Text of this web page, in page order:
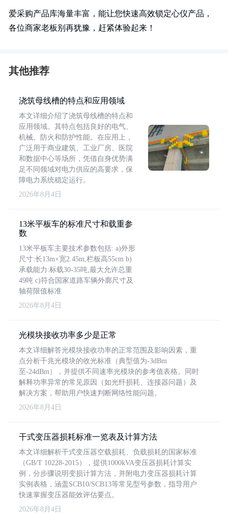
爱采购产品库海量丰富，能让您快速高效锁定心仪产品，
各位商家老板别再犹豫，赶紧体验起来！
其他推荐
浇筑母线槽的特点和应用领域
本文详细介绍了浇筑母线槽的特点和
应用领域。其特点包括良好的电气、
机械、防火和防护性能。在应用上，
广泛用于商业建筑、工业厂房、医院
和数据中心等场所，凭借自身优势满
足不同领域对电力供应的高要求，保
障电力系统稳定运行。
2026年8月4日
13米平板车的标准尺寸和载重参
数
13米平板车主要技术参数包括: a)外形
尺寸:长13m×宽2.45m,栏板高55cm b)
承载能力:标载30-35吨,最大允许总重
49吨 c)符合国家道路车辆外廓尺寸及
轴荷限值标准
2026年8月4日
光模块接收功率多少是正常
本文详细解答光模块接收功率的正常范围及影响因素，重
点分析千兆光模块的收光标准（典型值为-3dBm
至-24dBm），并提供不同速率光模块的参考值表格。同时
解释功率异常的常见原因（如光纤损耗、连接器问题）及
解决方案，帮助用户快速判断网络性能问题。
2026年8月4日
干式变压器损耗标准一览表及计算方法
本文详细解析干式变压器空载损耗、负载损耗的国家标准
（GB/T 10228-2015），提供1000kVA变压器损耗计算实
例，分步骤说明变损计算方法，并附电力变压器损耗计算
实例表格，涵盖SCB10/SCB13等常见型号参数，指导用户
快速掌握变压器能效评估要点。
2026年8月4日